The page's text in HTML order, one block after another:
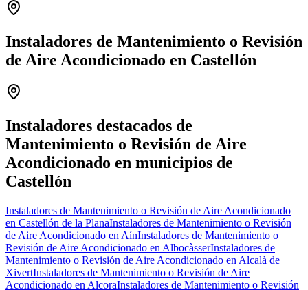
Instaladores de Mantenimiento o Revisión
de Aire Acondicionado en Castellón
−
Instaladores destacados de
Mantenimiento o Revisión de Aire
Acondicionado en municipios de
Castellón
Instaladores de Mantenimiento o Revisión de Aire Acondicionado
en Castellón de la PlanaInstaladores de Mantenimiento o Revisión
de Aire Acondicionado en AínInstaladores de Mantenimiento o
Revisión de Aire Acondicionado en AlbocàsserInstaladores de
Mantenimiento o Revisión de Aire Acondicionado en Alcalà de
XivertInstaladores de Mantenimiento o Revisión de Aire
Acondicionado en AlcoraInstaladores de Mantenimiento o Revisión